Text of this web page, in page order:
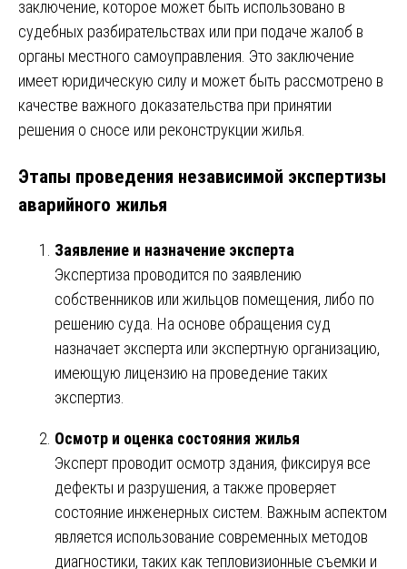
заключение, которое может быть использовано в
судебных разбирательствах или при подаче жалоб в
органы местного самоуправления. Это заключение
имеет юридическую силу и может быть рассмотрено в
качестве важного доказательства при принятии
решения о сносе или реконструкции жилья.
Этапы проведения независимой экспертизы
аварийного жилья
Заявление и назначение эксперта
Экспертиза проводится по заявлению
собственников или жильцов помещения, либо по
решению суда. На основе обращения суд
назначает эксперта или экспертную организацию,
имеющую лицензию на проведение таких
экспертиз.
Осмотр и оценка состояния жилья
Эксперт проводит осмотр здания, фиксируя все
дефекты и разрушения, а также проверяет
состояние инженерных систем. Важным аспектом
является использование современных методов
диагностики, таких как тепловизионные съемки и